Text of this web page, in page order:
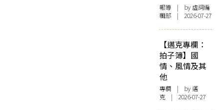
報導 | by 虛詞編
輯部 | 2026-07-27
【邁克專欄：
拍子簿】國
情、風情及其
他
專欄 | by邁
克 | 2026-07-27